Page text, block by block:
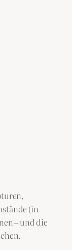
(in
– und die